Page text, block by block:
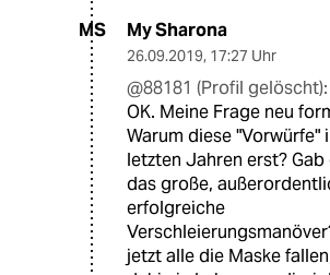
MS My Sharona
26.09.2019, 17:27 Uhr
@88181 (Profil gelöscht):
OK. Meine Frage neu
Warum diese "Vorwürfe"
letzten Jahren erst? Gab
das große,
erfolgreiche
jetzt alle die Maske